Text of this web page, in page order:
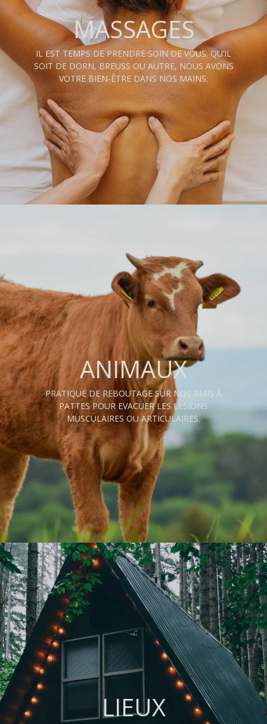
MASSAGES
IL EST TEMPS DE PRENDRE SOIN DE VOUS. QU’IL
SOIT DE DORN, BREUSS OU AUTRE, NOUS AVONS
VOTRE BIEN-ÊTRE DANS NOS MAINS.
ANIMAUX
PRATIQUE DE REBOUTAGE SUR NOS AMIS À
PATTES POUR EVACUER LES LESIONS
MUSCULAIRES OU ARTICULAIRES.
LIEUX